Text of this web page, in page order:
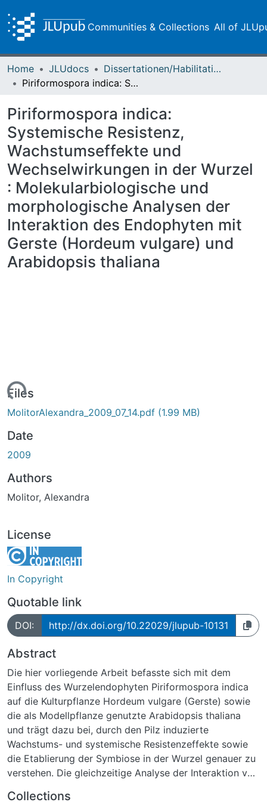
Communities & Collections All of
Home JLUdocs
Dissertationen/Habilitationen
Piriformospora indica: Systemische Resistenz, Wachstumseffekte und Wechselwirkungen in der Wurzel : Molekularbiologische und morphologische Analysen der Interaktion des Endophyten mit Gerste (Hordeum vulgare) und Arabidopsis thaliana
Piriformospora indica:
Systemische Resistenz,
Wachstumseffekte und
Wechselwirkungen in der Wurzel
: Molekularbiologische und
morphologische Analysen der
Interaktion des Endophyten mit
Gerste (Hordeum vulgare) und
Arabidopsis thaliana
Files
MolitorAlexandra_2009_07_14.pdf (1.99 MB)
Date
2009
Authors
Molitor, Alexandra
License
In Copyright
Quotable link
DOI: http://dx.doi.org/10.22029/jlupub-10131
Abstract
Die hier vorliegende Arbeit befasste sich mit dem
Einfluss des Wurzelendophyten Piriformospora indica
auf die Kulturpflanze Hordeum vulgare (Gerste) sowie
die als Modellpflanze genutzte Arabidopsis thaliana
und trägt dazu bei, durch den Pilz induzierte
Wachstums- und systemische Resistenzeffekte sowie
die Etablierung der Symbiose in der Wurzel genauer zu
verstehen. Die gleichzeitige Analyse der Interaktion von
Collections